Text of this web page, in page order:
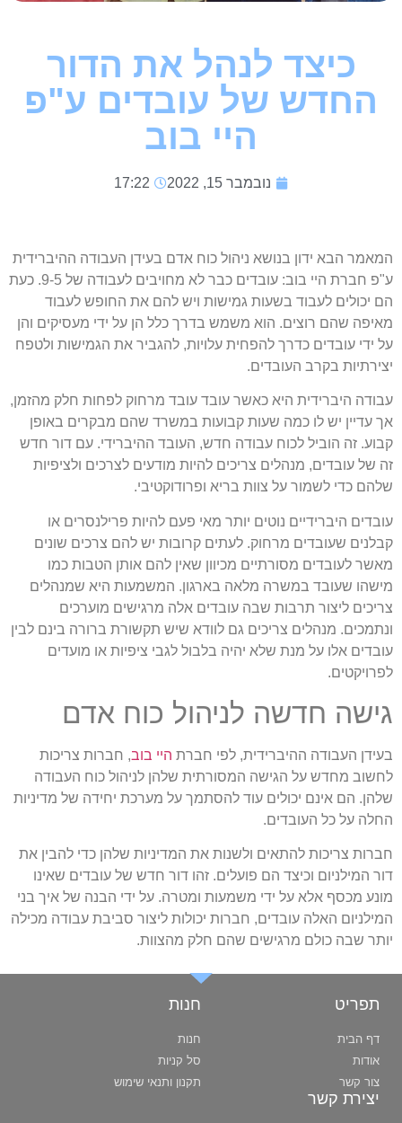
כיצד לנהל את הדור
החדש של עובדים ע"פ
היי בוב
נובמבר 15, 2022 17:22
המאמר הבא ידון בנושא ניהול כוח אדם בעידן העבודה ההיברידית
ע"פ חברת היי בוב: עובדים כבר לא מחויבים לעבודה של 9-5. כעת
הם יכולים לעבוד בשעות גמישות ויש להם את החופש לעבוד
מאיפה שהם רוצים. הוא משמש בדרך כלל הן על ידי מעסיקים והן
על ידי עובדים כדרך להפחית עלויות, להגביר את הגמישות ולטפח
יצירתיות בקרב העובדים.
עבודה היברידית היא כאשר עובד עובד מרחוק לפחות חלק מהזמן,
אך עדיין יש לו כמה שעות קבועות במשרד שהם מבקרים באופן
קבוע. זה הוביל לכוח עבודה חדש, העובד ההיברידי. עם דור חדש
זה של עובדים, מנהלים צריכים להיות מודעים לצרכים ולציפיות
שלהם כדי לשמור על צוות בריא ופרודוקטיבי.
עובדים היברידיים נוטים יותר מאי פעם להיות פרילנסרים או
קבלנים שעובדים מרחוק. לעתים קרובות יש להם צרכים שונים
מאשר לעובדים מסורתיים מכיוון שאין להם אותן הטבות כמו
מישהו שעובד במשרה מלאה בארגון. המשמעות היא שמנהלים
צריכים ליצור תרבות שבה עובדים אלה מרגישים מוערכים
ונתמכים. מנהלים צריכים גם לוודא שיש תקשורת ברורה בינם לבין
עובדים אלו על מנת שלא יהיה בלבול לגבי ציפיות או מועדים
לפרויקטים.
גישה חדשה לניהול כוח אדם
בעידן העבודה ההיברידית, לפי חברת היי בוב, חברות צריכות
לחשוב מחדש על הגישה המסורתית שלהן לניהול כוח העבודה
שלהן. הם אינם יכולים עוד להסתמך על מערכת יחידה של מדיניות
החלה על כל העובדים.
חברות צריכות להתאים ולשנות את המדיניות שלהן כדי להבין את
דור המילניום וכיצד הם פועלים. זהו דור חדש של עובדים שאינו
מונע מכסף אלא על ידי משמעות ומטרה. על ידי הבנה של איך בני
המילניום האלה עובדים, חברות יכולות ליצור סביבת עבודה מכילה
יותר שבה כולם מרגישים שהם חלק מהצוות.
תפריט
דף הבית
אודות
צור קשר
חנות
חנות
סל קניות
תקנון ותנאי שימוש
יצירת קשר